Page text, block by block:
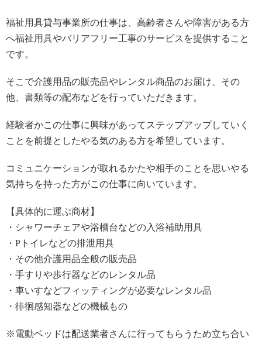
福祉用具貸与事業所の仕事は、高齢者さんや障害がある方
へ福祉用具やバリアフリー工事のサービスを提供すること
です。
そこで介護用品の販売品やレンタル商品のお届け、その
他、書類等の配布などを行っていただきます。
経験者かこの仕事に興味があってステップアップしていく
ことを前提としたやる気のある方を希望しています。
コミュニケーションが取れるかたや相手のことを思いやる
気持ちを持った方がこの仕事に向いています。
【具体的に運ぶ商材】
・シャワーチェアや浴槽台などの入浴補助用具
・Pトイレなどの排泄用具
・その他介護用品全般の販売品
・手すりや歩行器などのレンタル品
・車いすなどフィッティングが必要なレンタル品
・徘徊感知器などの機械もの
※電動ベッドは配送業者さんに行ってもらうため立ち合い